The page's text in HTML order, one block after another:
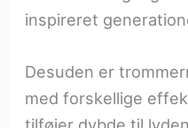
inspireret
Desuden er
med forskellige